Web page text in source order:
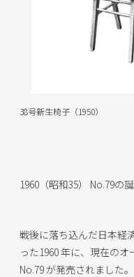
38号新生椅子（1950）
1960（昭和35） No.79の
戦後に落ち込んだ日本経
った1960 年に、現在の
No.79 が発売されました